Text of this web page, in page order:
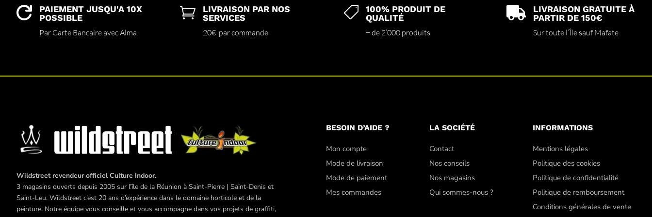

PAIEMENT JUSQU'A 10X
POSSIBLE
Par Carte Bancaire avec Alma

LIVRAISON PAR NOS
SERVICES
20€ par commande

100% PRODUIT DE
QUALITÉ
+ de 2’000 produits

LIVRAISON GRATUITE À
PARTIR DE 150€
Sur toute l’Île sauf Mafate
Wildstreet revendeur officiel Culture Indoor.
3 magasins ouverts depuis 2005 sur l’île de la Réunion à Saint-Pierre | Saint-Denis et
Saint-Leu. Wildstreet c’est 20 ans d’expérience dans le domaine horticole et de la
peinture. Notre équipe vous conseille et vous accompagne dans vos projets de graffiti,
BESOIN D’AIDE ?
Mon compte
Mode de livraison
Mode de paiement
Mes commandes
LA SOCIÉTÉ
Contact
Nos conseils
Nos magasins
Qui sommes-nous ?
INFORMATIONS
Mentions légales
Politique des cookies
Politique de confidentialité
Politique de remboursement
Conditions générales de vente